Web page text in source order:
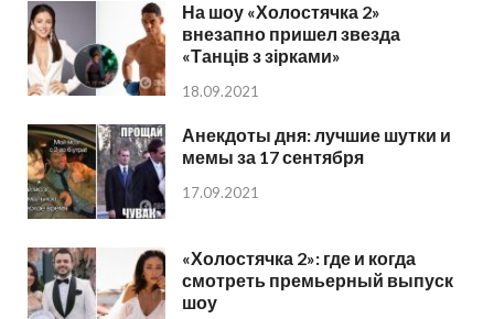
На шоу «Холостячка 2»
внезапно пришел звезда
«Танців з зірками»
18.09.2021
Анекдоты дня: лучшие шутки и
мемы за 17 сентября
17.09.2021
«Холостячка 2»: где и когда
смотреть премьерный выпуск
шоу